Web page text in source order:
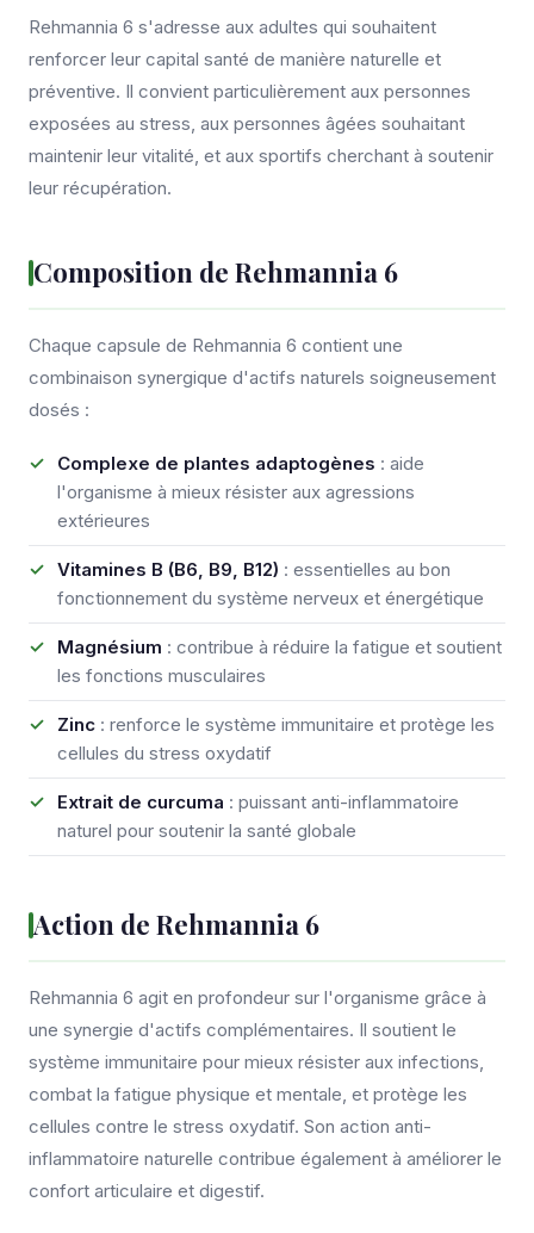
Rehmannia 6 s'adresse aux adultes qui souhaitent
renforcer leur capital santé de manière naturelle et
préventive. Il convient particulièrement aux personnes
exposées au stress, aux personnes âgées souhaitant
maintenir leur vitalité, et aux sportifs cherchant à soutenir
leur récupération.
Composition de Rehmannia 6
Chaque capsule de Rehmannia 6 contient une
combinaison synergique d'actifs naturels soigneusement
dosés :
Complexe de plantes adaptogènes : aide
l'organisme à mieux résister aux agressions
extérieures
Vitamines B (B6, B9, B12) : essentielles au bon
fonctionnement du système nerveux et énergétique
Magnésium : contribue à réduire la fatigue et soutient
les fonctions musculaires
Zinc : renforce le système immunitaire et protège les
cellules du stress oxydatif
Extrait de curcuma : puissant anti-inflammatoire
naturel pour soutenir la santé globale
Action de Rehmannia 6
Rehmannia 6 agit en profondeur sur l'organisme grâce à
une synergie d'actifs complémentaires. Il soutient le
système immunitaire pour mieux résister aux infections,
combat la fatigue physique et mentale, et protège les
cellules contre le stress oxydatif. Son action anti-
inflammatoire naturelle contribue également à améliorer le
confort articulaire et digestif.